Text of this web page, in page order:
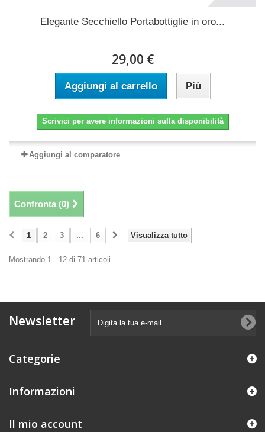
Elegante Secchiello Portabottiglie in oro...
29,00 €
Aggiungi al carrello Più
Scrivici per avere informazioni sulla disponibilità
Aggiungi al comparatore
Confronta (0)
Visualizza tutto
1 2 3 ... 6
Mostrando 1 - 12 di 71 articoli
Newsletter
Categorie
Informazioni
Il mio account